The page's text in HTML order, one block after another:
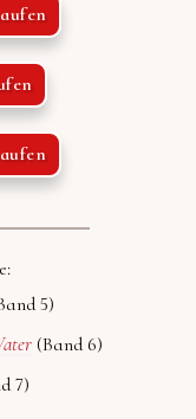
5)
(Band 6)
7)